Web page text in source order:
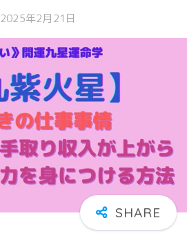
2025年2月21日